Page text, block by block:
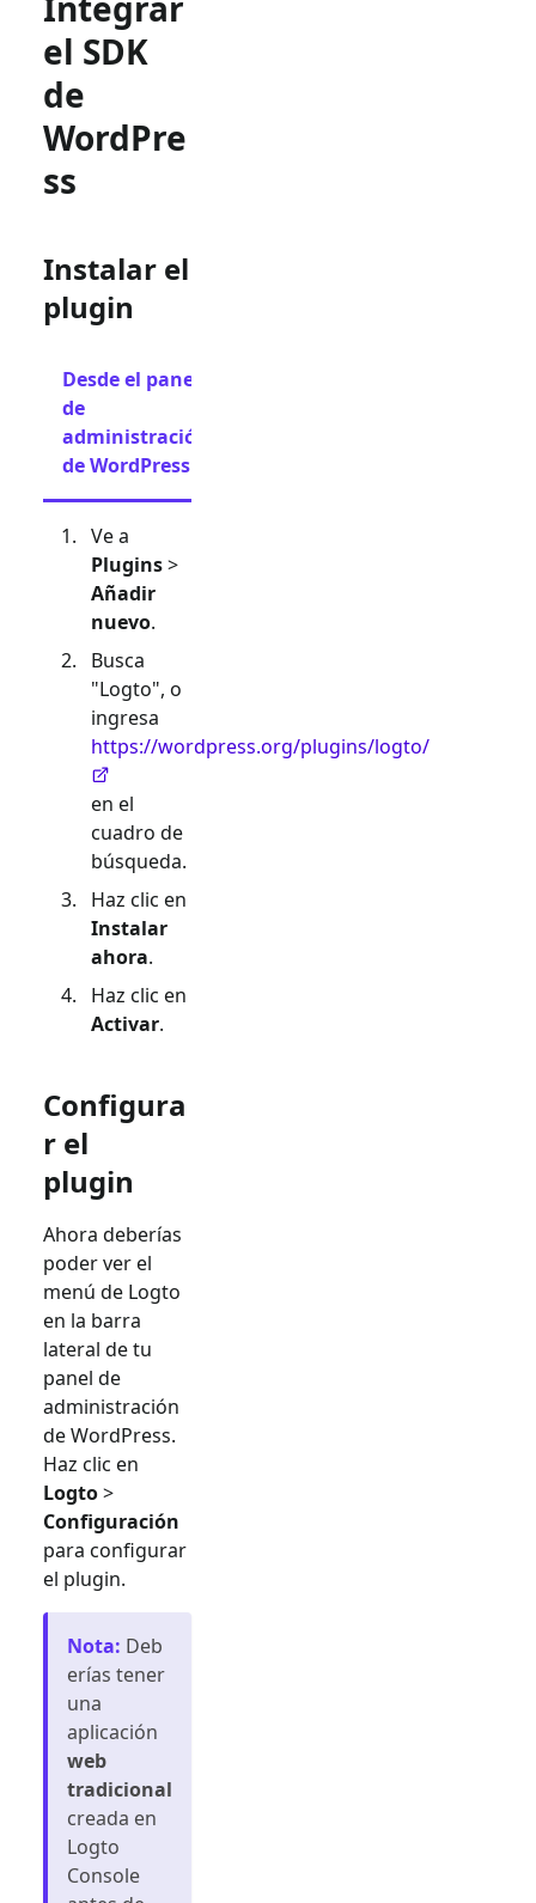
el SDK
de
WordPre
ss
Instalar el
plugin
Desde el panel
de
administración
de WordPress
Ve a
Plugins>
Añadir
nuevo.
Busca
"Logto", o
ingresa
https://wordpress.org/plugins/logto/
en el
cuadro de
búsqueda.
Haz clic en
Instalar
ahora.
Haz clic en
Activar.
Configura
r el
plugin
Ahora deberías
poder ver el
menú de Logto
en la barra
lateral de tu
panel de
administración
de WordPress.
Haz clic en
Logto>
Configuración
para configurar
el plugin.
Nota: Deb
erías tener
una
aplicación
web
tradicional
creada en
Logto
Console